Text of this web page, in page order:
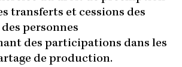
transferts et cessions des
personnes
des participations dans les
de production.